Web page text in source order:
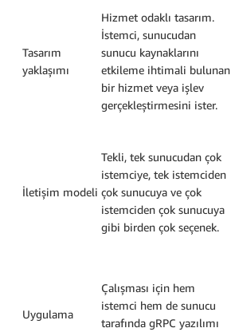
Tasarım
yaklaşımı
Hizmet odaklı tasarım.
İstemci, sunucudan
sunucu kaynaklarını
etkileme ihtimali bulunan
bir hizmet veya işlev
gerçekleştirmesini ister.
İletişim modeli
Tekli, tek sunucudan çok
istemciye, tek istemciden
çok sunucuya ve çok
istemciden çok sunucuya
gibi birden çok seçenek.
Uygulama
Çalışması için hem
istemci hem de sunucu
tarafında gRPC yazılımı